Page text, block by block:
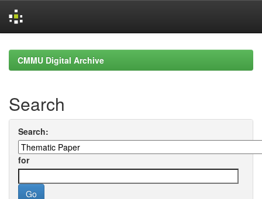
navigationCMMU Digital Archive
Search
Search:
for